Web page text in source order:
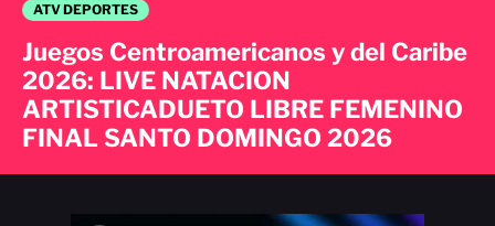
ATV DEPORTES
Juegos Centroamericanos y del Caribe
2026: LIVE NATACION
ARTISTICADUETO LIBRE FEMENINO
FINAL SANTO DOMINGO 2026